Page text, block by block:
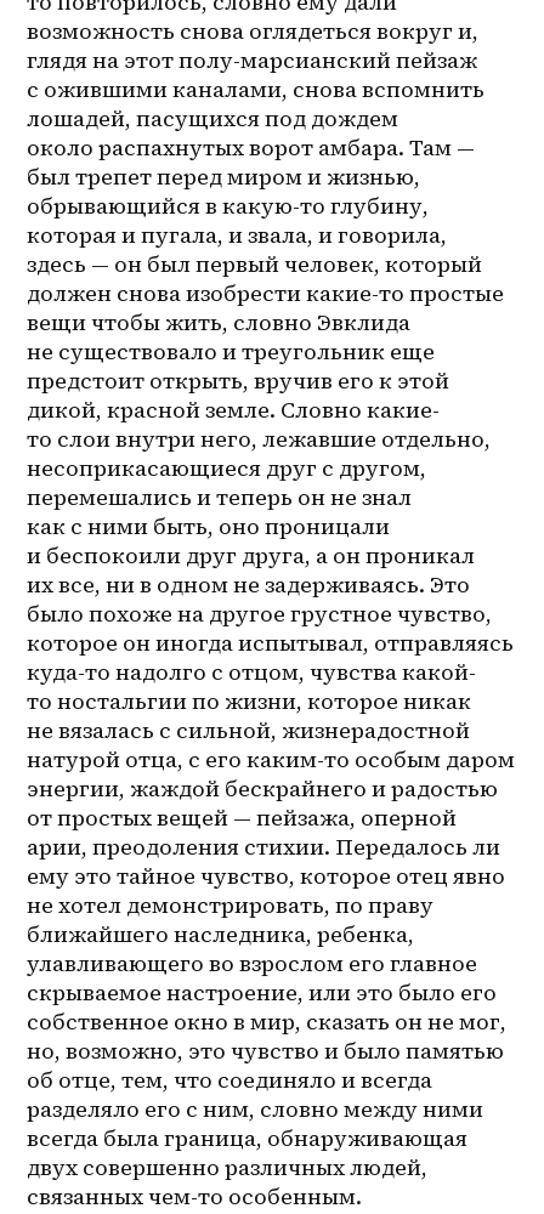
возможность снова оглядеться вокруг и,
глядя на этот полу-марсианский пейзаж
с ожившими каналами, снова вспомнить
лошадей, пасущихся под дождем
около распахнутых ворот амбара. Там —
был трепет перед миром и жизнью,
обрывающийся в какую-то глубину,
которая и пугала, и звала, и говорила,
здесь — он был первый человек, который
должен снова изобрести какие-то простые
вещи чтобы жить, словно Эвклида
не существовало и треугольник еще
предстоит открыть, вручив его к этой
дикой, красной земле. Словно какие-
то слои внутри него, лежавшие отдельно,
несоприкасающиеся друг с другом,
перемешались и теперь он не знал
как с ними быть, оно проницали
и беспокоили друг друга, а он проникал
их все, ни в одном не задерживаясь. Это
было похоже на другое грустное чувство,
которое он иногда испытывал, отправляясь
куда-то надолго с отцом, чувства какой-
то ностальгии по жизни, которое никак
не вязалась с сильной, жизнерадостной
натурой отца, с его каким-то особым даром
энергии, жаждой бескрайнего и радостью
от простых вещей — пейзажа, оперной
арии, преодоления стихии. Передалось ли
ему это тайное чувство, которое отец явно
не хотел демонстрировать, по праву
ближайшего наследника, ребенка,
улавливающего во взрослом его главное
скрываемое настроение, или это было его
собственное окно в мир, сказать он не мог,
но, возможно, это чувство и было памятью
об отце, тем, что соединяло и всегда
разделяло его с ним, словно между ними
всегда была граница, обнаруживающая
двух совершенно различных людей,
связанных чем-то особенным.